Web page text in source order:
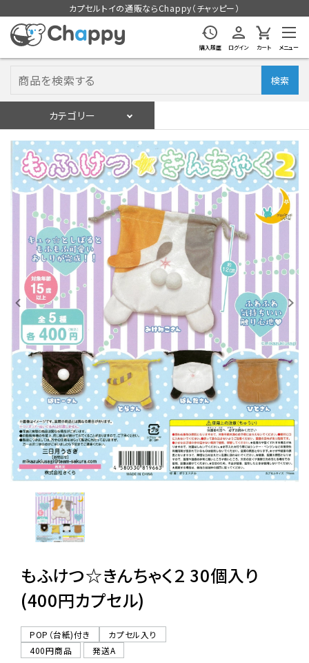
カプセルトイの通販ならChappy（チャッピー）
購入履歴 ログイン カート メニュー
検索
カテゴリー
ログイン 会員登録
入荷スケジュールをチェック
カプセルトイマシン本体
カプセルトイ
販促用空カプセル
レンタル
景品・玩具・文具
販促用カプセルトイ
よくあるご質問
06-6282-7659
もふけつ☆きんちゃく２ 30個入り
(400円カプセル)
POP（台紙)付き
カプセル入り
400円商品
発送A